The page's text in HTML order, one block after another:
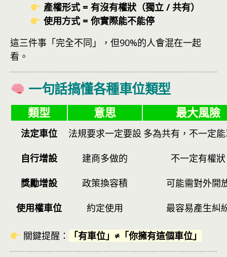
產權形式 = 有沒有權狀（獨立 / 共有）
使用方式 = 你實際能不能停
這三件事「完全不同」，但90%的人會混在一起
看。
一句話搞懂各種車位類型
類型 意思 最大風險
法定車位 法規要求一定要設 多為共有，不一定
自行增設 建商多做的 不一定有權狀
獎勵增設 政策換容積 可能需對外開
使用權車位 約定使用 最容易產生糾
關鍵提醒： 「有車位」≠「你擁有這個車位」